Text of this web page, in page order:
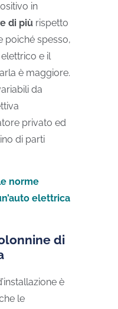
in
di più rispetto
poiché spesso,
e il
è maggiore.
da
privato ed
di parti
norme
elettrica
di
è
le